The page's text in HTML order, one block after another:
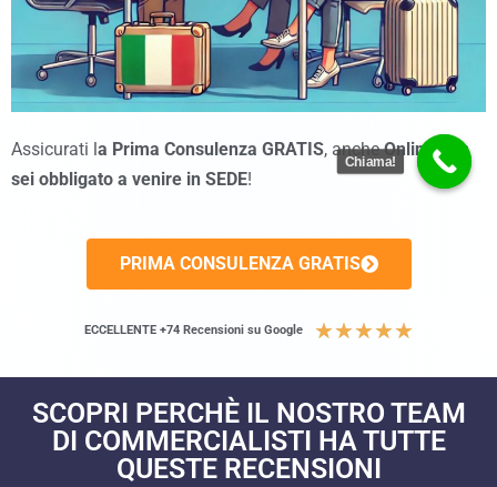
Assicurati la Prima Consulenza GRATIS, ancheOnline non
sei obbligato a venire in SEDE!
PRIMA CONSULENZA GRATIS
ECCELLENTE +74 Recensioni su Google ★★★★★
SCOPRI PERCHÈ IL NOSTRO TEAM
DI COMMERCIALISTI HA TUTTE
QUESTE RECENSIONI​
Chiama!